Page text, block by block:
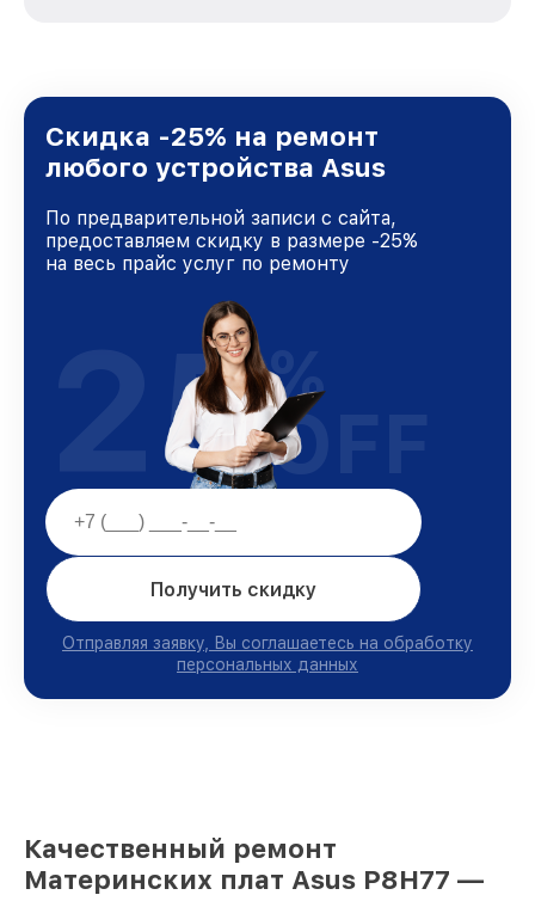
и лояльности наших клиентов.
Скидка -25% на ремонт
любого устройства Asus
По предварительной записи с сайта,
предоставляем скидку в размере -25%
на весь прайс услуг по ремонту
Получить скидку
Отправляя заявку, Вы соглашаетесь на обработку
персональных данных
25%
OFF
Качественный ремонт
Материнских плат Asus P8H77 —